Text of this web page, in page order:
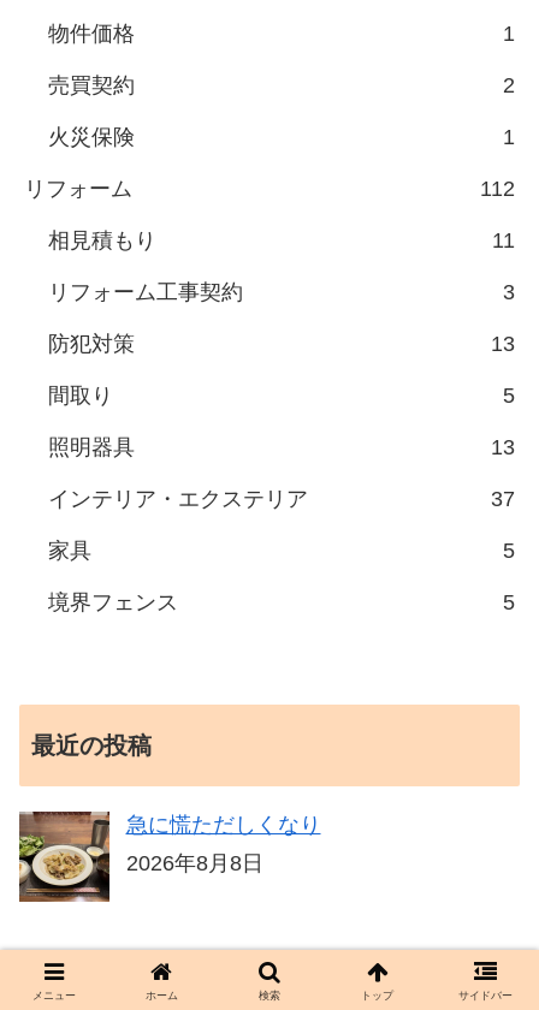
物件価格 1
売買契約 2
火災保険 1
リフォーム 112
相見積もり 11
リフォーム工事契約 3
防犯対策 13
間取り 5
照明器具 13
インテリア・エクステリア 37
家具 5
境界フェンス 5
最近の投稿
急に慌ただしくなり
2026年8月8日
鬼の首でも取ったようなLINEが来てい
メニュー ホーム 検索 トップ サイドバー